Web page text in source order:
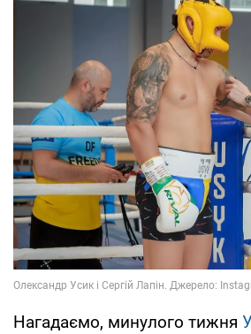
Нагадаємо, минулого тижня